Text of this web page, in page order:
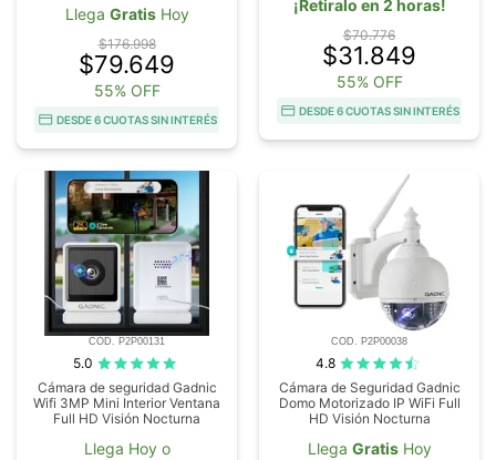
Llega GratisHoy
$176.998
$79.649
55% OFF
DESDE 6 CUOTAS SIN INTERÉS
¡Retiralo en 2 horas!
$70.776
$31.849
55% OFF
DESDE 6 CUOTAS SIN INTERÉS
COD. P2P00131
5.0
Cámara de seguridad Gadnic
Wifi 3MP Mini Interior Ventana
Full HD Visión Nocturna
Llega Hoy o
COD. P2P00038
4.8
Cámara de Seguridad Gadnic
Domo Motorizado IP WiFi Full
HD Visión Nocturna
Llega GratisHoy